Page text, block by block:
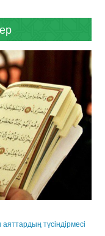
түсіндірмесі